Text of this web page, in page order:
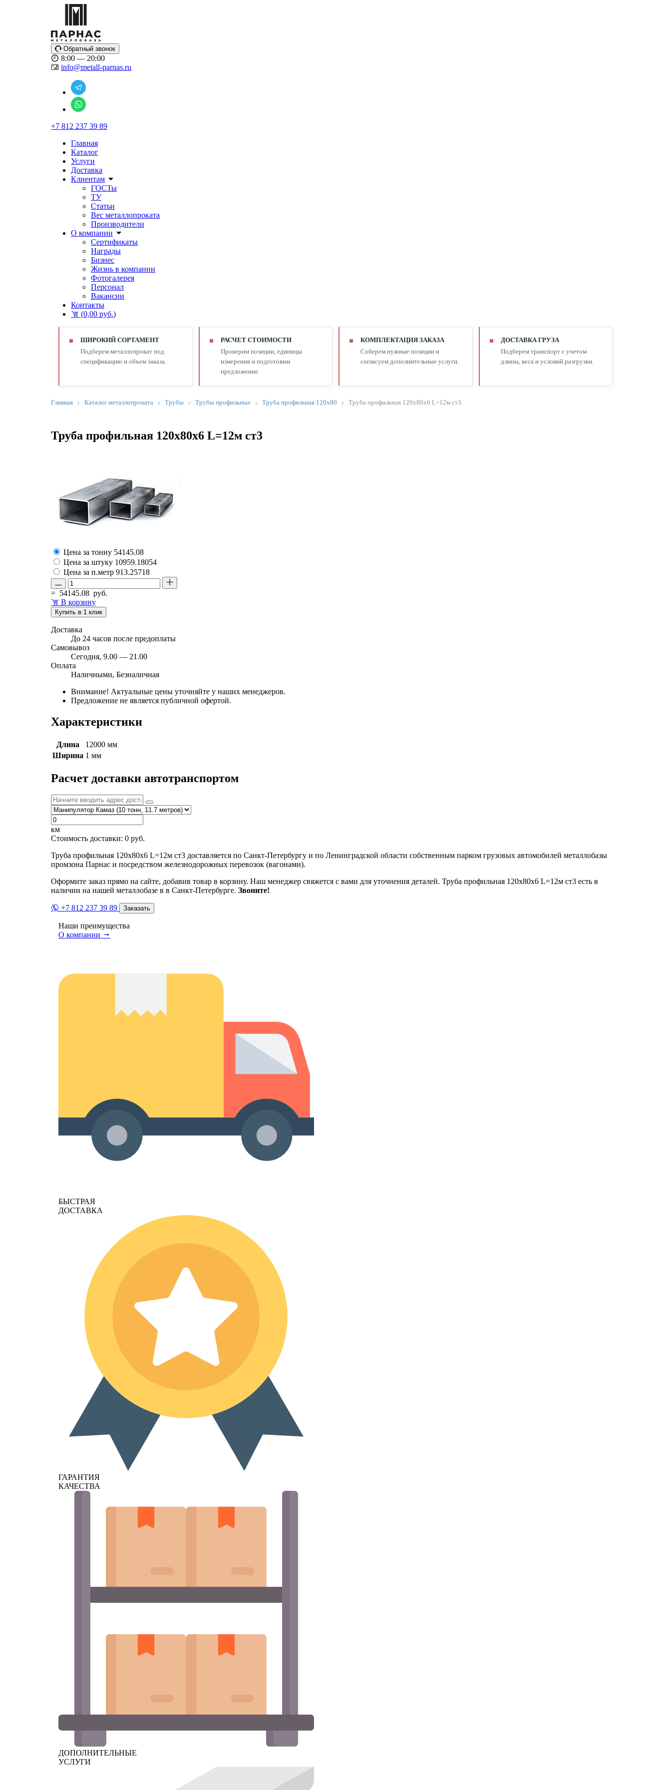
Обратный звонок
8:00 — 20:00
info@metall-parnas.ru
+7 812 237 39 89
Главная
Каталог
Услуги
Доставка
Клиентам
ГОСТы
ТУ
Статьи
Вес металлопроката
Производители
О компании
Сертификаты
Награды
Бизнес
Жизнь в компании
Фотогалерея
Персонал
Вакансии
Контакты
(0,00 руб.)
ШИРОКИЙ СОРТАМЕНТ
Подберем металлопрокат под
спецификацию и объем заказа.
РАСЧЕТ СТОИМОСТИ
Проверим позиции, единицы
измерения и подготовим
предложение.
КОМПЛЕКТАЦИЯ ЗАКАЗА
Соберем нужные позиции и
согласуем дополнительные услуги.
ДОСТАВКА ГРУЗА
Подберем транспорт с учетом
длины, веса и условий разгрузки.
Главная Каталог металлопроката Трубы Трубы профильные Труба профильная 120х80 Труба профильная 120х80х6 L=12м ст3
Труба профильная 120х80х6 L=12м ст3
Цена за тонну 54145.08
Цена за штуку 10959.18054
Цена за п.метр 913.25718
= 54145.08 руб.
В корзину
Купить в 1 клик
Доставка
До 24 часов после предоплаты
Самовывоз
Сегодня, 9.00 — 21.00
Оплата
Наличными, Безналичная
Внимание! Актуальные цены уточняйте у наших менеджеров.
Предложение не является публичной офертой.
Характеристики
Длина
12000 мм
Ширина 1 мм
Расчет доставки автотранспортом
км
Стоимость доставки: 0 руб.
Труба профильная 120х80х6 L=12м ст3 доставляется по Санкт-Петербургу и по Ленинградской области собственным парком грузовых автомобилей металлобазы
промзона Парнас и посредством железнодорожных перевозок (вагонами).
Оформите заказ прямо на сайте, добавив товар в корзину. Наш менеджер свяжется с вами для уточнения деталей. Труба профильная 120х80х6 L=12м ст3 есть в
наличии на нашей металлобазе в в Санкт-Петербурге. Звоните!
+7 812 237 39 89 Заказать
Наши преимущества
О компании
БЫСТРАЯ
ДОСТАВКА
ГАРАНТИЯ
КАЧЕСТВА
ДОПОЛНИТЕЛЬНЫЕ
УСЛУГИ